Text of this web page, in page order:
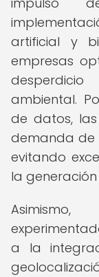
artificial y
empresas
ambiental.
de datos,
demanda de
evitando
la
a la